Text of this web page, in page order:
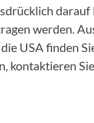
werden.
USA finden
kontaktieren